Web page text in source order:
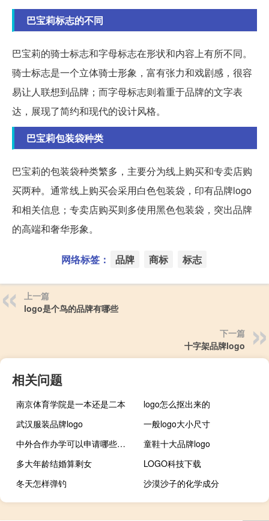
巴宝莉标志的不同
巴宝莉的骑士标志和字母标志在形状和内容上有所不同。
骑士标志是一个立体骑士形象，富有张力和戏剧感，很容
易让人联想到品牌；而字母标志则着重于品牌的文字表
达，展现了简约和现代的设计风格。
巴宝莉包装袋种类
巴宝莉的包装袋种类繁多，主要分为线上购买和专卖店购
买两种。通常线上购买会采用白色包装袋，印有品牌logo
和相关信息；专卖店购买则多使用黑色包装袋，突出品牌
的高端和奢华形象。
网络标签： 品牌 商标 标志
上一篇
logo是个鸟的品牌有哪些
下一篇
十字架品牌logo
相关问题
南京体育学院是一本还是二本
logo怎么抠出来的
武汉服装品牌logo
一般logo大小尺寸
中外合作办学可以申请哪些专业
童鞋十大品牌logo
多大年龄结婚算剩女
LOGO科技下载
冬天怎样弹钓
沙漠沙子的化学成分